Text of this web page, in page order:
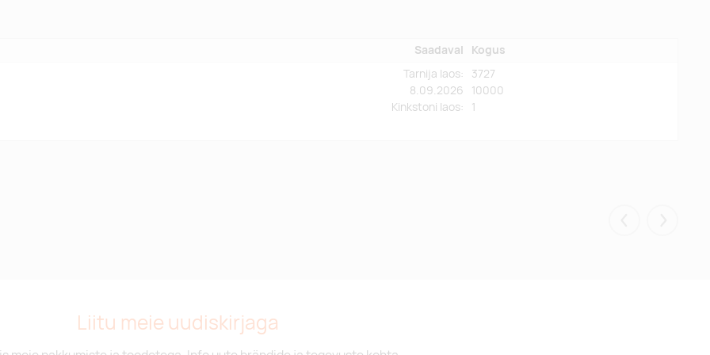
Saadaval
Kogus
Tarnija laos:
8.09.2026
Kinkstoni laos:
3727
10000
1
Liitu meie uudiskirjaga